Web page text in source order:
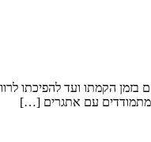
מתמודדים עם אתגרים […]